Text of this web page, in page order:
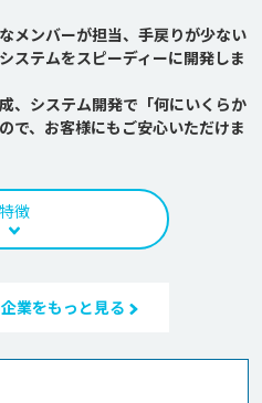
メンバーが担当、手戻りが少ない
ステムをスピーディーに開発しま
、システム開発で「何にいくらか
で、お客様にもご安心いただけま
特徴
業をもっと見る